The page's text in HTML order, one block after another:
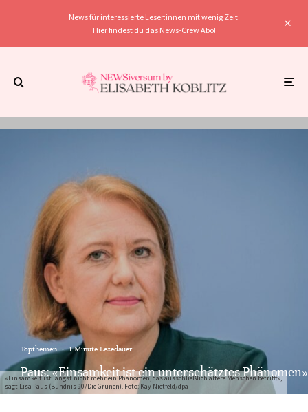
News für interessierte Leser:innen mit wenig Zeit.
Hier findest du das News-Crew Abo!
«Einsamkeit ist längst nicht mehr ein Phänomen, das ausschließlich ältere Menschen betrifft»,
sagt Lisa Paus (Bündnis 90/Die Grünen). Foto: Kay Nietfeld/dpa
Topthemen · 1 Minute Lesedauer
Paus: «Einsamkeit ist ein unterschätztes Phänomen»